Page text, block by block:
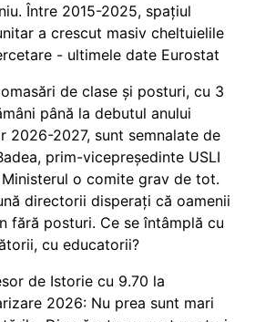
Între 2015-2025, spațiul
a crescut masiv cheltuielile
- ultimele date Eurostat
de clase și posturi, cu 3
până la debutul anului
2026-2027, sunt semnalate de
prim-vicepreședinte USLI
Ministerul o comite grav de tot.
directorii disperați că oamenii
fără posturi. Ce se întâmplă cu
cu educatorii?
de Istorie cu 9.70 la
2026: Nu prea sunt mari